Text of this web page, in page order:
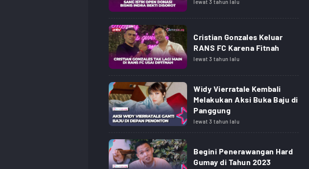
lewat 3 tahun lalu
Cristian Gonzales Keluar
RANS FC Karena Fitnah
lewat 3 tahun lalu
Widy Vierratale Kembali
Melakukan Aksi Buka Baju di
Panggung
lewat 3 tahun lalu
Begini Penerawangan Hard
Gumay di Tahun 2023